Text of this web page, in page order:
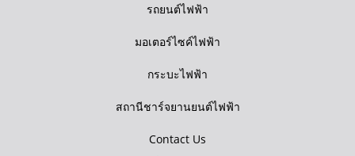
รถยนต์ไฟฟ้า
มอเตอร์ไซค์ไฟฟ้า
กระบะไฟฟ้า
สถานีชาร์จยานยนต์ไฟฟ้า
Contact Us